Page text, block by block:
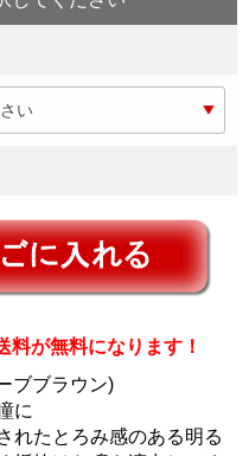
料が無料になります！
ブブラウン)
に
れたとろみ感のある明る